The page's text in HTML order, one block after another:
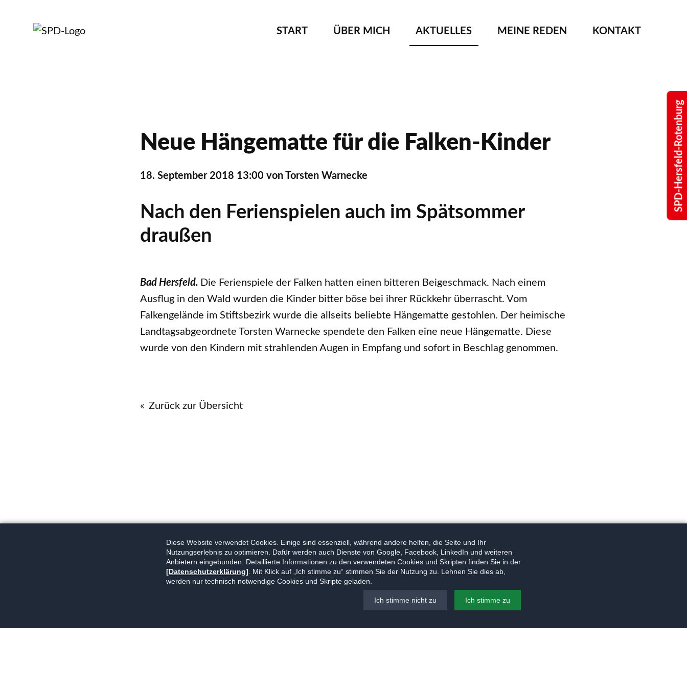
NAVIGATION
START ÜBER MICH AKTUELLES MEINE REDEN KONTAKT
Neue Hängematte für die Falken-Kinder
18. September 2018 13:00 von Torsten Warnecke
Nach den Ferienspielen auch im Spätsommer
draußen
Bad Hersfeld. Die Ferienspiele der Falken hatten einen bitteren Beigeschmack. Nach einem
Ausflug in den Wald wurden die Kinder bitter böse bei ihrer Rückkehr überrascht. Vom
Falkengelände im Stiftsbezirk wurde die allseits beliebte Hängematte gestohlen. Der heimische
Landtagsabgeordnete Torsten Warnecke spendete den Falken eine neue Hängematte. Diese
wurde von den Kindern mit strahlenden Augen in Empfang und sofort in Beschlag genommen.
Zurück zur Übersicht
überspringen
SPD-Hersfeld-Rotenburg
Diese Website verwendet Cookies. Einige sind essenziell, während andere helfen, die Seite und Ihr
Nutzungserlebnis zu optimieren. Dafür werden auch Dienste von Google, Facebook, LinkedIn und weiteren
Anbietern eingebunden. Detaillierte Informationen zu den verwendeten Cookies und Skripten finden Sie in der
[Datenschutzerklärung] . Mit Klick auf „Ich stimme zu“ stimmen Sie der Nutzung zu. Lehnen Sie dies ab,
werden nur technisch notwendige Cookies und Skripte geladen.
Ich stimme nicht zu Ich stimme zu